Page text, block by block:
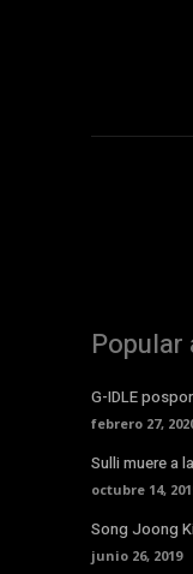
G-IDLE
febrero 27,
Sulli muere a
octubre 14,
Song Joong
junio 26, 2019